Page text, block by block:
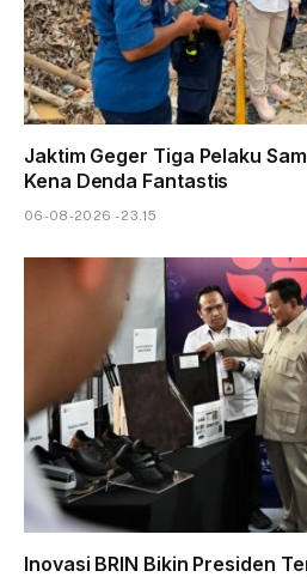
Jaktim Geger Tiga Pelaku
Kena Denda Fantastis
06-08-2026 - 23.15
Inovasi BRIN Bikin Presiden